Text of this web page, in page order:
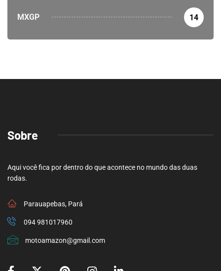
MXGP 14
Sobre
Aqui você fica por dentro do que acontece no mundo das duas
rodas.
Parauapebas, Pará
094 981017960
motoamazon@gmail.com